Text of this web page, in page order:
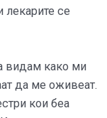
лекарите се
видам како ми
да ме оживеат.
кои беа